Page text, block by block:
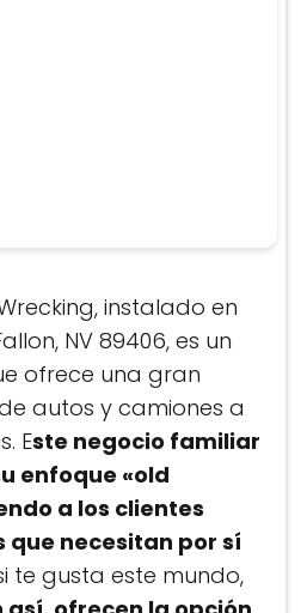
instalado en
NV 89406, es un
ofrece una gran
autos y camiones a
Este negocio familiar
enfoque «old
a los clientes
que necesitan por sí
te gusta este mundo,